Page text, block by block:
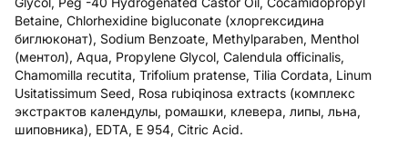
Betaine, Chlorhexidine bigluconate (хлоргексидина
биглюконат), Sodium Benzoate, Methylparaben, Menthol
(ментол), Aqua, Propylene Glycol, Calendula officinalis,
Chamomilla recutita, Trifolium pratense, Tilia Cordata, Linum
Usitatissimum Seed, Rosa rubiqinosa extracts (комплекс
экстрактов календулы, ромашки, клевера, липы, льна,
шиповника), EDTA, Е 954, Citric Acid.